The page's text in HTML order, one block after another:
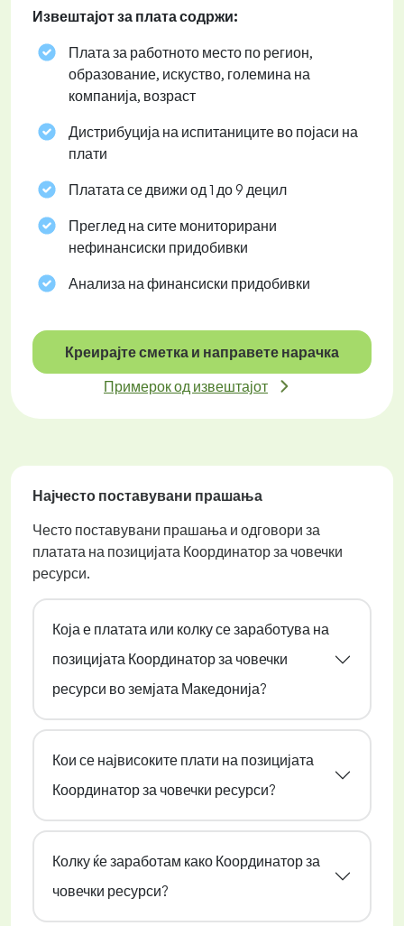
Извештајот за плата содржи:
Плата за работното место по регион,
образование, искуство, големина на
компанија, возраст
Дистрибуција на испитаниците во појаси на
плати
Платата се движи од 1 до 9 децил
Преглед на сите мониторирани
нефинансиски придобивки
Анализа на финансиски придобивки
Креирајте сметка и направете нарачка
Примерок од извештајот
Најчесто поставувани прашања
Често поставувани прашања и одговори за
платата на позицијата Координатор за човечки
ресурси.
Која е платата или колку се заработува на
позицијата Координатор за човечки
ресурси во земјата Македонија?
Кои се највисоките плати на позицијата
Координатор за човечки ресурси?
Колку ќе заработам како Координатор за
човечки ресурси?